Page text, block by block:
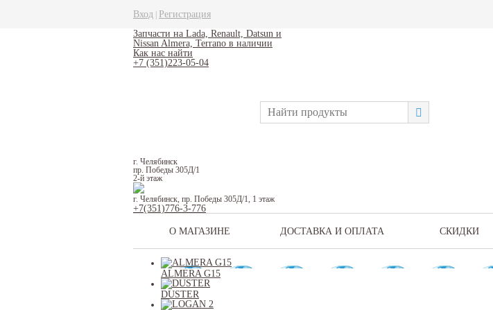
Вход Регистрация
Запчасти на Lada, Renault, Datsun и
Nissan Almera, Terrano в наличии
Как нас найти
+7 (351)223-05-04
г. Челябинск
пр. Победы 305Д/1
2-й этаж
г. Челябинск, пр. Победы 305Д/1, 1 этаж
+7(351)776-3-776
О МАГАЗИНЕ ДОСТАВКА И ОПЛАТА СКИДКИ
ALMERA G15
DUSTER